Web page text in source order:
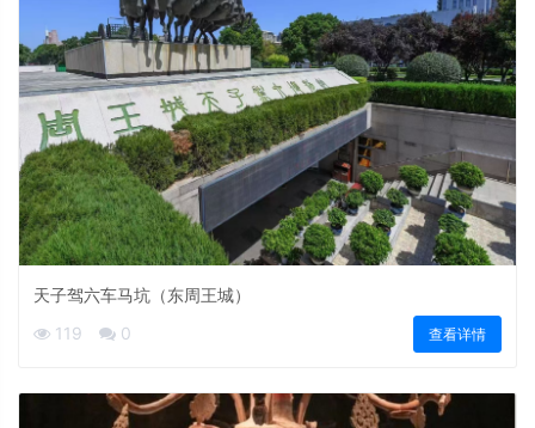
天子驾六车马坑（东周王城）
119
0 查看详情